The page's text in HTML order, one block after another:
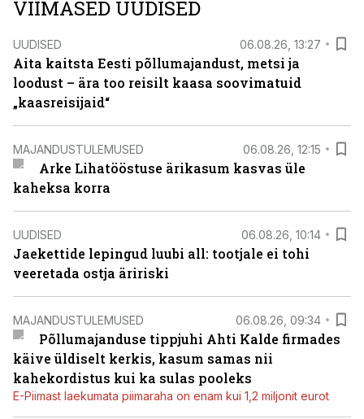
VIIMASED UUDISED
UUDISED 06.08.26, 13:27
Aita kaitsta Eesti põllumajandust, metsi ja
loodust – ära too reisilt kaasa soovimatuid
„kaasreisijaid“
MAJANDUSTULEMUSED 06.08.26, 12:15
Arke Lihatööstuse ärikasum kasvas üle
kaheksa korra
UUDISED 06.08.26, 10:14
Jaekettide lepingud luubi all: tootjale ei tohi
veeretada ostja äririski
MAJANDUSTULEMUSED 06.08.26, 09:34
Põllumajanduse tippjuhi Ahti Kalde firmades
käive üldiselt kerkis, kasum samas nii
kahekordistus kui ka sulas pooleks
E-Piimast laekumata piimaraha on enam kui 1,2 miljonit eurot